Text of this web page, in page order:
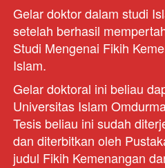
Gelar doktor dalam studi
setelah berhasil
Studi Mengenai Fikih
Islam.
Gelar doktoral ini beliau
Universitas Islam
Tesis beliau ini sudah
dan diterbitkan oleh
judul Fikih Kemenangan